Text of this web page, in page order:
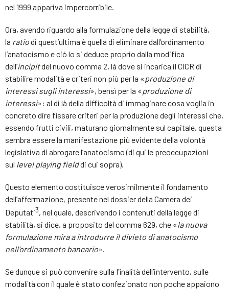
nel 1999 appariva impercorribile.
Ora, avendo riguardo alla formulazione della legge di stabilità,
la ratiodi quest’ultima è quella di eliminare dall’ordinamento
l’anatocismo e ciò lo si deduce proprio dalla modifica
dell’incipitdel nuovo comma 2, là dove si incarica il CICR di
stabilire modalità e criteri non più per la « produzione di
interessi sugli interessi», bensì per la « produzione di
interessi»: al di là della difficoltà di immaginare cosa voglia in
concreto dire fissare criteri per la produzione degli interessi che,
essendo frutti civili, maturano giornalmente sul capitale, questa
sembra essere la manifestazione più evidente della volontà
legislativa di abrogare l’anatocismo (di qui le preoccupazioni
sul level playing fielddi cui sopra).
Questo elemento costituisce verosimilmente il fondamento
dell’affermazione, presente nel dossier della Camera dei
Deputati3, nel quale, descrivendo i contenuti della legge di
stabilità, si dice, a proposito del comma 629, che «la nuova
formulazione mira a introdurre il divieto di anatocismo
nell’ordinamento bancario».
Se dunque si può convenire sulla finalità dell’intervento, sulle
modalità con il quale è stato confezionato non poche appaiono